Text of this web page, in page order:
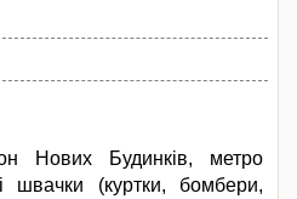
Нових Будинків, метро
швачки (куртки, бомбери,